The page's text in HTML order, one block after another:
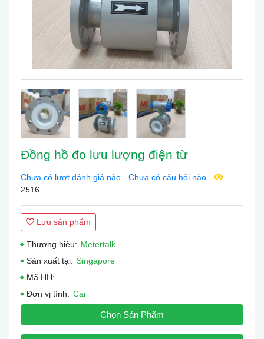
Đồng hồ đo lưu lượng điện từ
Chưa có lượt đánh giá nào
Chưa có câu hỏi nào
2516
Lưu sản phẩm
Thương hiệu: Metertalk
Sản xuất tại: Singapore
Mã HH:
Đơn vị tính: Cái
Chọn Sản Phẩm